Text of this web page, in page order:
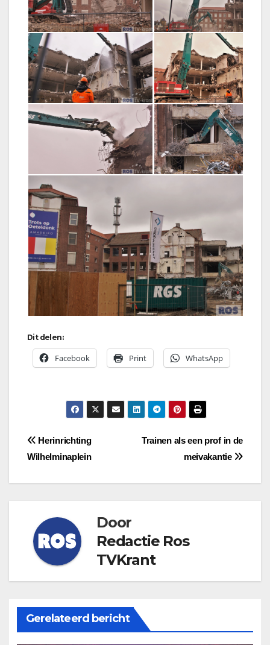
Dit delen:
Facebook Print WhatsApp
Bericht
navigatie
Trainen als een prof in de
meivakantie
Herinrichting
Wilhelminaplein
Door
Redactie Ros
TVKrant
Gerelateerd bericht